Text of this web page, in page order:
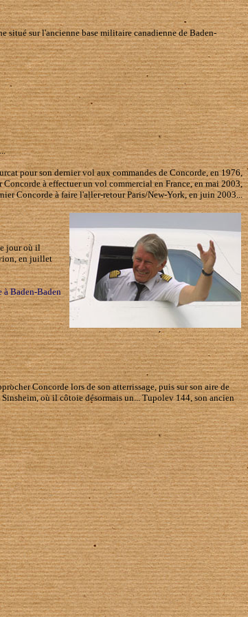
situé sur l'ancienne base militaire canadienne de Baden-
pour son dernier vol aux commandes de Concorde, en 1976,
Concorde à effectuer un vol commercial en France, en mai 2003,
Concorde à faire l'aller-retour Paris/New-York, en juin 2003...
jour où il
en juillet
à Baden-Baden
Concorde lors de son atterrissage, puis sur son aire de
où il côtoie désormais un... Tupolev 144, son ancien